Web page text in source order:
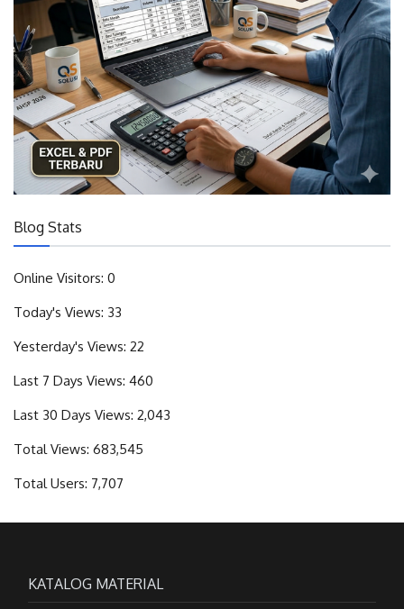
Blog Stats
Online Visitors: 0
Today's Views: 33
Yesterday's Views: 22
Last 7 Days Views: 460
Last 30 Days Views: 2,043
Total Views: 683,545
Total Users: 7,707
KATALOG MATERIAL